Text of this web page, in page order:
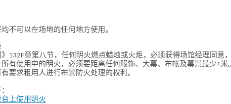
不可以在场地的任何地方使用。
》132F章第八节，任何明火燃点蜡烛或火炬，必须获得场馆经理同意
有使用中的明火，必须要距离任何服饰、大幕、布帐及幕景最少1米
要求租用人进行布景防火处理的权利。
上使用明火